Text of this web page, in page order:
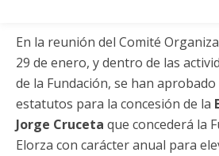
En la reunión del Comité
29 de enero, y dentro de las
de la Fundación, se han
estatutos para la concesión de la
Jorge Cruceta que concederá la
Elorza con carácter anual para